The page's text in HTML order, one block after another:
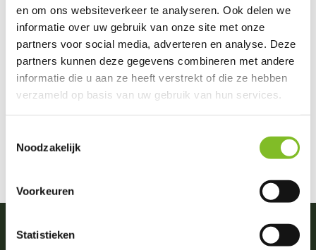
en om ons websiteverkeer te analyseren. Ook delen we
informatie over uw gebruik van onze site met onze
partners voor social media, adverteren en analyse. Deze
partners kunnen deze gegevens combineren met andere
informatie die u aan ze heeft verstrekt of die ze hebben
verzameld op basis van uw gebruik van hun services.
Noodzakelijk
Voorkeuren
Statistieken
Lima Stone
Vergelijk
Een orthopedische honde...
€149,99
Incl. btw
Lima
Vergelijk
Een orthopedische honde...
Incl. btw